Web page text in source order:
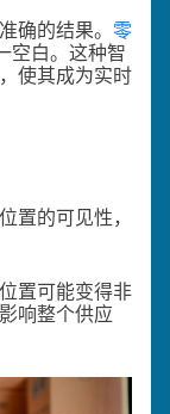
确的结果。 零
空白。这种智
使其成为实时
置的可见性，
置可能变得非
响整个供应